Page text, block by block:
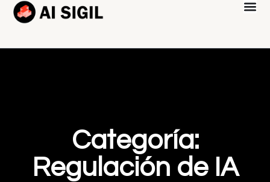
Categoría:
Regulación de IA